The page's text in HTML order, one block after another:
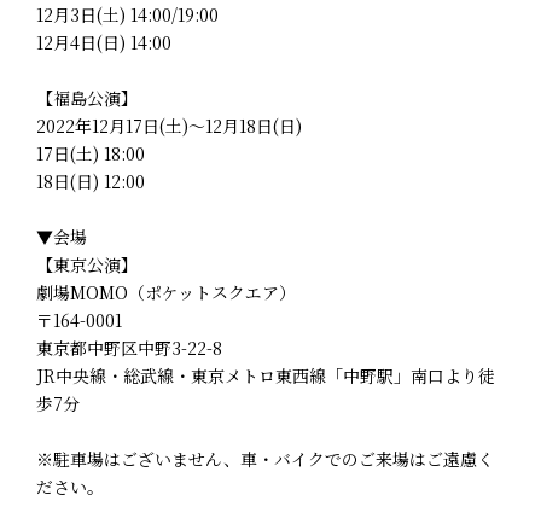
12月3日(土) 14:00/19:00
12月4日(日) 14:00
【福島公演】
2022年12月17日(土)～12月18日(日)
17日(土) 18:00
18日(日) 12:00
▼会場
【東京公演】
劇場MOMO（ポケットスクエア）
〒164-0001
東京都中野区中野3-22-8
JR中央線・総武線・東京メトロ東西線「中野駅」南口より徒
歩7分
※駐車場はございません、車・バイクでのご来場はご遠慮く
ださい。